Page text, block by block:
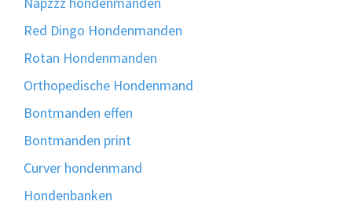
Red Dingo Hondenmanden
Rotan Hondenmanden
Orthopedische Hondenmand
Bontmanden effen
Bontmanden print
Curver hondenmand
Hondenbanken